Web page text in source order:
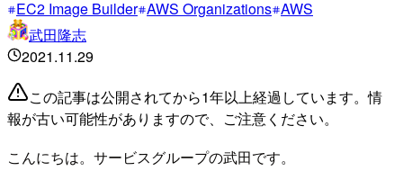
EC2 Image Builder AWS Organizations AWS
武田隆志
2021.11.29
この記事は公開されてから1年以上経過しています。情
報が古い可能性がありますので、ご注意ください。
こんにちは。サービスグループの武田です。